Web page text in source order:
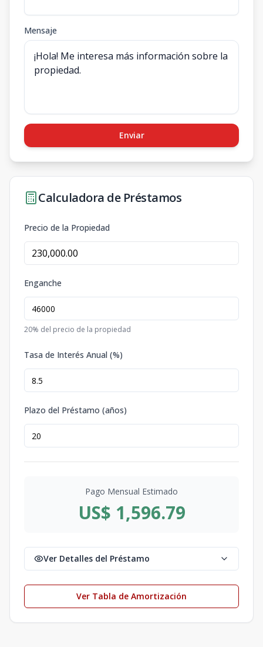
Mensaje
Enviar
Calculadora de Préstamos
Precio de la Propiedad
Enganche
20% del precio de la propiedad
Tasa de Interés Anual (%)
Plazo del Préstamo (años)
Pago Mensual Estimado
US$ 1,596.79
Ver Detalles del Préstamo
Ver Tabla de Amortización